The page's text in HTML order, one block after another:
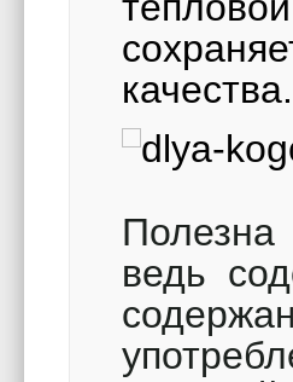
качества.
Полезна
ведь